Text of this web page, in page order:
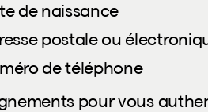
de naissance
postale ou
de téléphone
pour vous